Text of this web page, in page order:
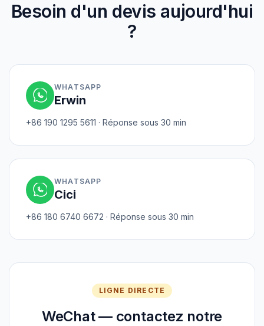
Besoin d'un devis aujourd'hui
?
WHATSAPP
Erwin
+86 190 1295 5611 · Réponse sous 30 min
WHATSAPP
Cici
+86 180 6740 6672 · Réponse sous 30 min
LIGNE DIRECTE
WeChat — contactez notre